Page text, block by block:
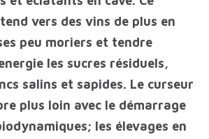
vers des vins de plus en
peu moriers et tendre
les sucres résiduels,
salins et sapides. Le curseur
plus loin avec le démarrage
les élevages en